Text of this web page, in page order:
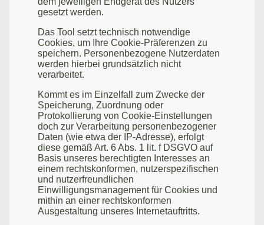
gesetzt werden.
Das Tool setzt technisch notwendige
Cookies, um Ihre Cookie-Präferenzen zu
speichern. Personenbezogene Nutzerdaten
werden hierbei grundsätzlich nicht
verarbeitet.
Kommt es im Einzelfall zum Zwecke der
Speicherung, Zuordnung oder
Protokollierung von Cookie-Einstellungen
doch zur Verarbeitung personenbezogener
Daten (wie etwa der IP-Adresse), erfolgt
diese gemäß Art. 6 Abs. 1 lit. f DSGVO auf
Basis unseres berechtigten Interesses an
einem rechtskonformen, nutzerspezifischen
und nutzerfreundlichen
Einwilligungsmanagement für Cookies und
mithin an einer rechtskonformen
Ausgestaltung unseres Internetauftritts.